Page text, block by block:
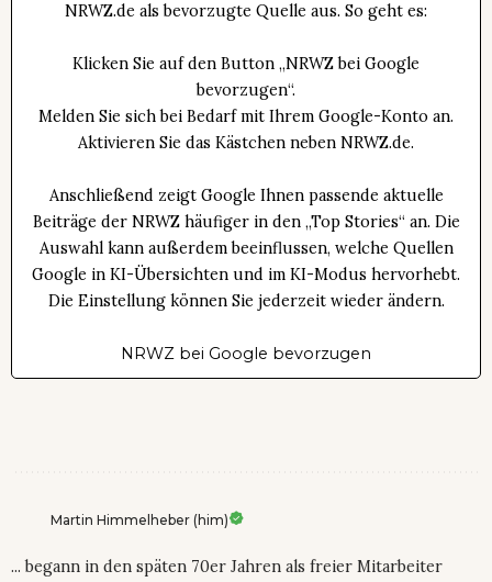
NRWZ.de als bevorzugte Quelle aus. So geht es:
Klicken Sie auf den Button „NRWZ bei Google
bevorzugen“.
Melden Sie sich bei Bedarf mit Ihrem Google-Konto an.
Aktivieren Sie das Kästchen neben NRWZ.de.
Anschließend zeigt Google Ihnen passende aktuelle
Beiträge der NRWZ häufiger in den „Top Stories“ an. Die
Auswahl kann außerdem beeinflussen, welche Quellen
Google in KI-Übersichten und im KI-Modus hervorhebt.
Die Einstellung können Sie jederzeit wieder ändern.
NRWZ bei Google bevorzugen
Martin Himmelheber (him)
... begann in den späten 70er Jahren als freier Mitarbeiter